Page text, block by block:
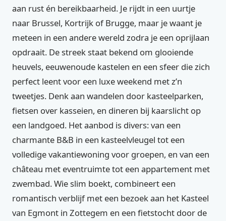
aan rust én bereikbaarheid. Je rijdt in een uurtje
naar Brussel, Kortrijk of Brugge, maar je waant je
meteen in een andere wereld zodra je een oprijlaan
opdraait. De streek staat bekend om glooiende
heuvels, eeuwenoude kastelen en een sfeer die zich
perfect leent voor een luxe weekend met z’n
tweetjes. Denk aan wandelen door kasteelparken,
fietsen over kasseien, en dineren bij kaarslicht op
een landgoed. Het aanbod is divers: van een
charmante B&B in een kasteelvleugel tot een
volledige vakantiewoning voor groepen, en van een
château met eventruimte tot een appartement met
zwembad. Wie slim boekt, combineert een
romantisch verblijf met een bezoek aan het Kasteel
van Egmont in Zottegem en een fietstocht door de